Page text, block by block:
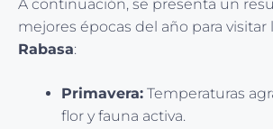
A continuación, se presenta un
mejores épocas del año para visitar
Rabasa:
Primavera: Temperaturas
flor y fauna activa.